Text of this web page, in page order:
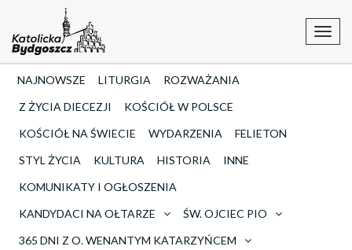
NAJNOWSZE LITURGIA
ROZWAŻANIA
Z ŻYCIA DIECEZJI
KOŚCIÓŁ W POLSCE
KOŚCIÓŁ NA ŚWIECIE
WYDARZENIA
FELIETON
STYL ŻYCIA
KULTURA HISTORIA
INNE
KOMUNIKATY I OGŁOSZENIA
KANDYDACI NA OŁTARZE
ŚW. OJCIEC PIO
365 DNI Z O. WENANTYM KATARZYŃCEM